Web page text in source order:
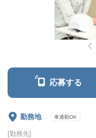
応募する
勤務地 車通勤OK
[勤務先]